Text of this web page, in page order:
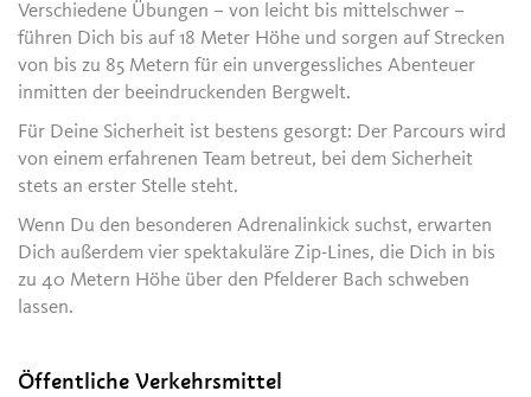
Verschiedene Übungen – von leicht bis mittelschwer –
führen Dich bis auf 18 Meter Höhe und sorgen auf Strecken
von bis zu 85 Metern für ein unvergessliches Abenteuer
inmitten der beeindruckenden Bergwelt.
Für Deine Sicherheit ist bestens gesorgt: Der Parcours wird
von einem erfahrenen Team betreut, bei dem Sicherheit
stets an erster Stelle steht.
Wenn Du den besonderen Adrenalinkick suchst, erwarten
Dich außerdem vier spektakuläre Zip-Lines, die Dich in bis
zu 40 Metern Höhe über den Pfelderer Bach schweben
lassen.
Öffentliche Verkehrsmittel